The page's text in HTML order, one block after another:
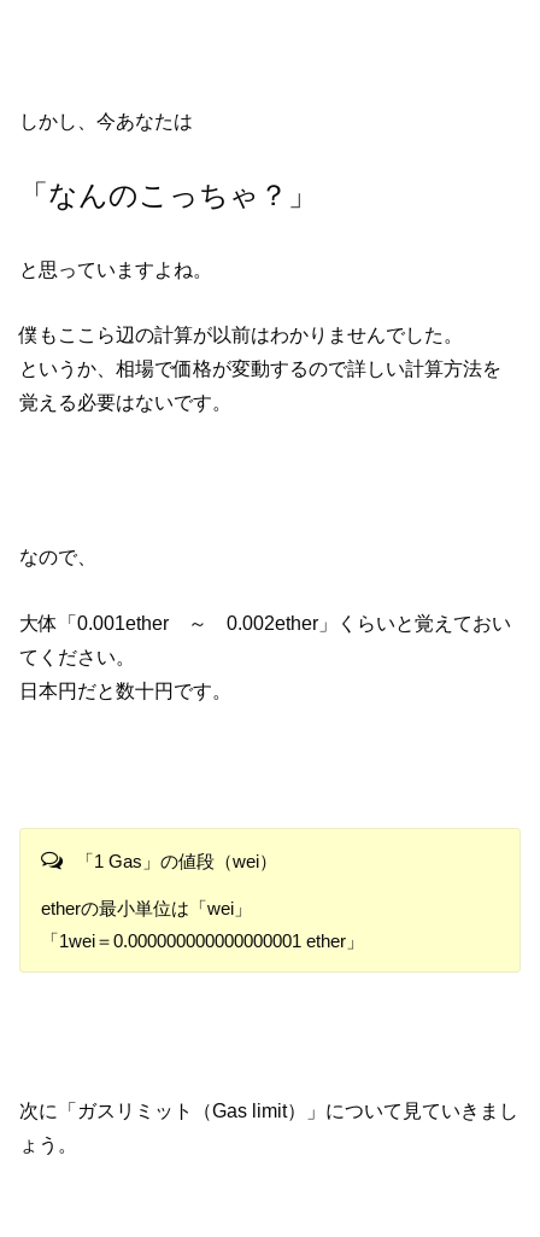
しかし、今あなたは
「なんのこっちゃ？」
と思っていますよね。
僕もここら辺の計算が以前はわかりませんでした。
というか、相場で価格が変動するので詳しい計算方法を
覚える必要はないです。
なので、
大体「0.001ether ～ 0.002ether」くらいと覚えておい
てください。
日本円だと数十円です。
「1 Gas」の値段（wei）
etherの最小単位は「wei」
「1wei＝0.000000000000000001 ether」
次に「ガスリミット（Gas limit）」について見ていきまし
ょう。